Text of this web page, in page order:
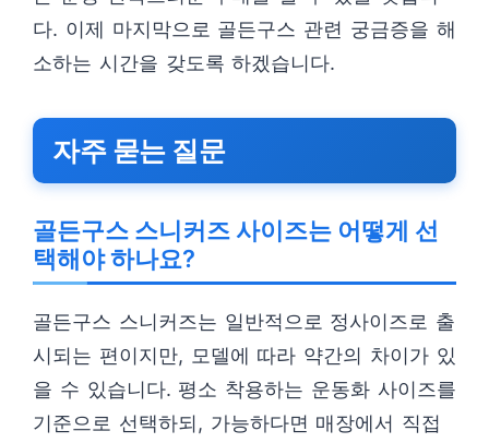
다. 이제 마지막으로 골든구스 관련 궁금증을 해
소하는 시간을 갖도록 하겠습니다.
자주 묻는 질문
골든구스 스니커즈 사이즈는 어떻게 선
택해야 하나요?
골든구스 스니커즈는 일반적으로 정사이즈로 출
시되는 편이지만, 모델에 따라 약간의 차이가 있
을 수 있습니다. 평소 착용하는 운동화 사이즈를
기준으로 선택하되, 가능하다면 매장에서 직접